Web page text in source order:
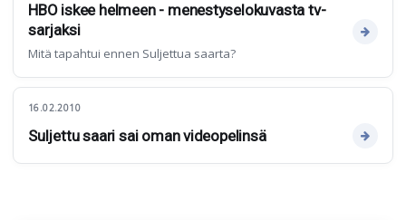
HBO iskee helmeen - menestyselokuvasta tv-
sarjaksi
Mitä tapahtui ennen Suljettua saarta?
16.02.2010
Suljettu saari sai oman videopelinsä